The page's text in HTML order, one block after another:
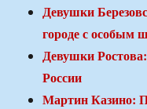
Девушки
городе с особым
Девушки
России
Мартин Казино: